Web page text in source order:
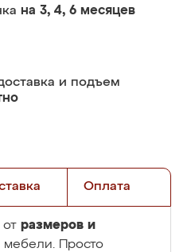
на 3, 4, 6 месяцев
и подъем
Оплата
от размеров и
мебели. Просто